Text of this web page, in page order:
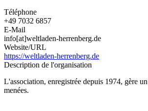
Téléphone
+49 7032 6857
E-Mail
info[at]weltladen-herrenberg.de
Website/URL
https://weltladen-herrenberg.de
Description de l'organisation
L'association, enregistrée depuis 1974, gère
menées.